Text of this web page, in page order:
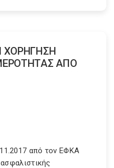
ΧΟΡΗΓΗΣΗ
ΑΠΟ
από τον ΕΦΚΑ